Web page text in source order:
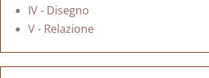
IV - Disegno
V - Relazione